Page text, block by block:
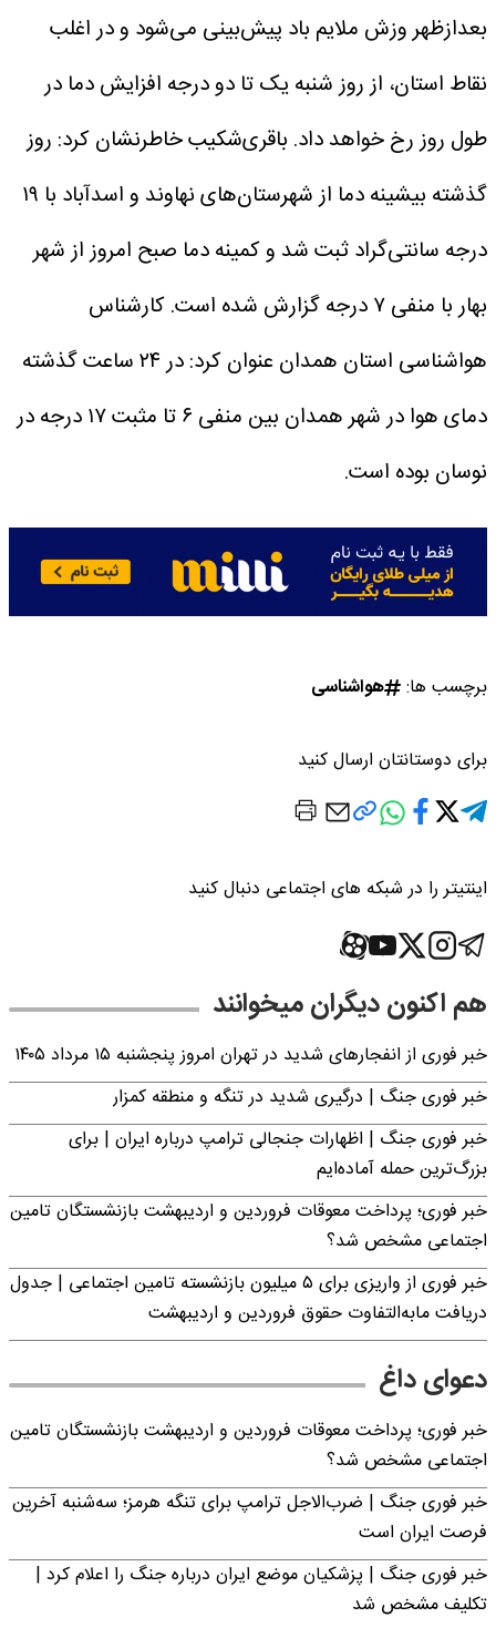
بعدازظهر وزش ملایم باد پیش‌بینی می‌شود و در اغلب
نقاط استان، از روز شنبه یک تا دو درجه افزایش دما در
طول روز رخ خواهد داد. باقری‌شکیب خاطرنشان کرد: روز
گذشته بیشینه دما از شهرستان‌های نهاوند و اسدآباد با ۱۹
درجه سانتی‌گراد ثبت شد و کمینه دما صبح امروز از شهر
بهار با منفی ۷ درجه گزارش شده است.
کارشناس
هواشناسی استان همدان عنوان کرد: در ۲۴ ساعت گذشته
دمای هوا در شهر همدان بین منفی ۶ تا مثبت ۱۷ درجه در
نوسان بوده است.
برچسب ها: هواشناسی
برای دوستانتان ارسال کنید
اینتیتر را در شبکه های اجتماعی دنبال کنید
هم اکنون دیگران میخوانند
خبر فوری از انفجارهای شدید در تهران امروز پنجشنبه ۱۵ مرداد ۱۴۰۵
خبر فوری جنگ | درگیری شدید در تنگه و منطقه کمزار
خبر فوری جنگ | اظهارات جنجالی ترامپ درباره ایران | برای
بزرگ‌ترین حمله آماده‌ایم
خبر فوری؛ پرداخت معوقات فروردین و اردیبهشت بازنشستگان تامین
اجتماعی مشخص شد؟
خبر فوری از واریزی برای ۵ میلیون‌ بازنشسته تامین اجتماعی | جدول
دریافت مابه‌التفاوت حقوق فروردین و اردیبهشت
دعوای داغ
خبر فوری؛ پرداخت معوقات فروردین و اردیبهشت بازنشستگان تامین
اجتماعی مشخص شد؟
خبر فوری جنگ | ضرب‌الاجل ترامپ برای تنگه هرمز؛ سه‌شنبه آخرین
فرصت ایران است
خبر فوری جنگ | پزشکیان موضع ایران درباره جنگ را اعلام کرد |
تکلیف مشخص شد